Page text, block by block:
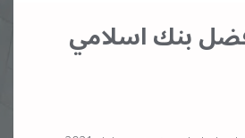
بنك اسلامي